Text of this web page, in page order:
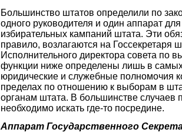
Большинство штатов определили по
одного руководителя и один аппарат
избирательных кампаний штата. Эти
правило, возлагаются на Госсекретаря
Исполнительного директора совета по
функции ниже определены лишь в
юридические и служебные полномочия
пределах по отношению к выборам в
органам штата. В большинстве случаев
необходимо искать где-то посредине.
Аппарат Государственного